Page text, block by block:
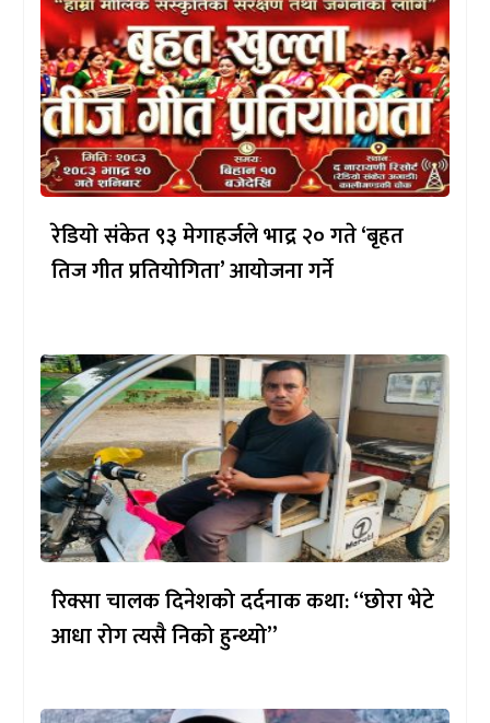
रेडियो संकेत ९३ मेगाहर्जले भाद्र २० गते ‘बृहत
तिज गीत प्रतियोगिता’ आयोजना गर्ने
रिक्सा चालक दिनेशको दर्दनाक कथा: “छोरा भेटे
आधा रोग त्यसै निको हुन्थ्यो”